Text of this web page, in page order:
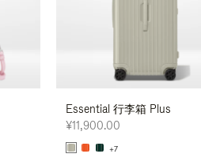
Essential 行李箱 Plus
¥11,900.00
+7